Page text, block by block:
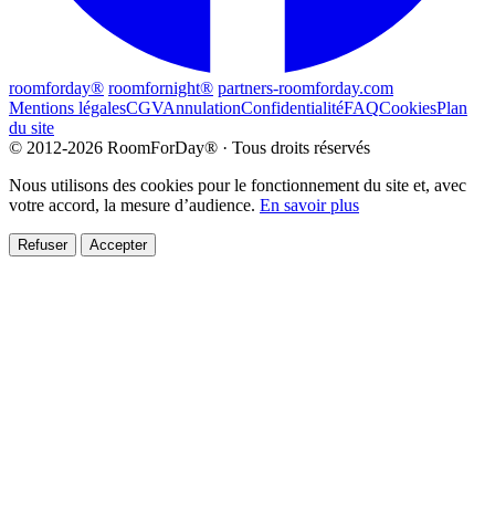
roomforday® roomfornight® partners-roomforday.com
Mentions légalesCGVAnnulationConfidentialitéFAQCookiesPlan
du site
© 2012-2026 RoomForDay® · Tous droits réservés
Nous utilisons des cookies pour le fonctionnement du site et, avec
votre accord, la mesure d’audience. En savoir plus
Refuser Accepter